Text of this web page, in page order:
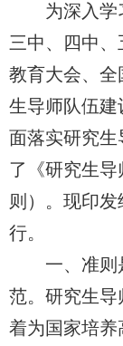
为深入学习
三中、四中
教育大会、
生导师队伍
面落实研究生
了《研究生
则）。现印
行。
一、准则是
范。研究生导
着为国家培养